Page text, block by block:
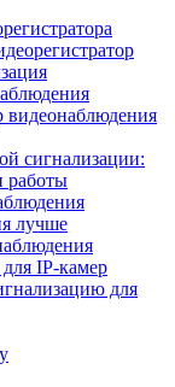
сигнализации:
работы
лучше
IP-камер
для